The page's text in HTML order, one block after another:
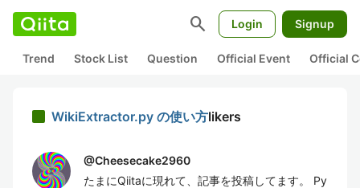
search Login Signup
Trend Stock List Question Official Event Official
WikiExtractor.py の使い方likers
@Cheesecake2960
たまにQiitaに現れて、記事を投稿してます。 Py